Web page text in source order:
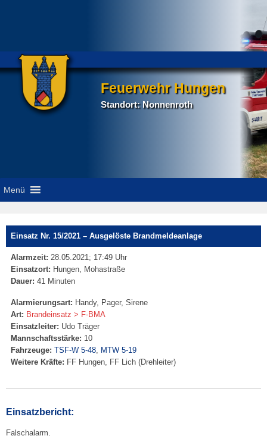
Feuerwehr Hungen
Standort: Nonnenroth
Menü
Einsatz Nr. 15/2021 – Ausgelöste Brandmeldeanlage
Alarmzeit: 28.05.2021; 17:49 Uhr
Einsatzort: Hungen, Mohastraße
Dauer: 41 Minuten
Alarmierungsart: Handy, Pager, Sirene
Art: Brandeinsatz > F-BMA
Einsatzleiter: Udo Träger
Mannschaftsstärke: 10
Fahrzeuge: TSF-W 5-48, MTW 5-19
Weitere Kräfte: FF Hungen, FF Lich (Drehleiter)
Einsatzbericht:
Falschalarm.